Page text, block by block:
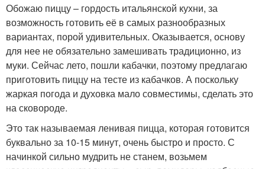
Обожаю пиццу – гордость итальянской кухни, за
возможность готовить её в самых разнообразных
вариантах, порой удивительных. Оказывается, основу
для нее не обязательно замешивать традиционно, из
муки. Сейчас лето, пошли кабачки, поэтому предлагаю
приготовить пиццу на тесте из кабачков. А поскольку
жаркая погода и духовка мало совместимы, сделать это
на сковороде.
Это так называемая ленивая пицца, которая готовится
буквально за 10-15 минут, очень быстро и просто. С
начинкой сильно мудрить не станем, возьмем